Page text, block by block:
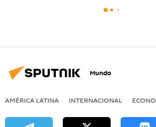
Mundo
AMÉRICA LATINA INTERNACIONAL